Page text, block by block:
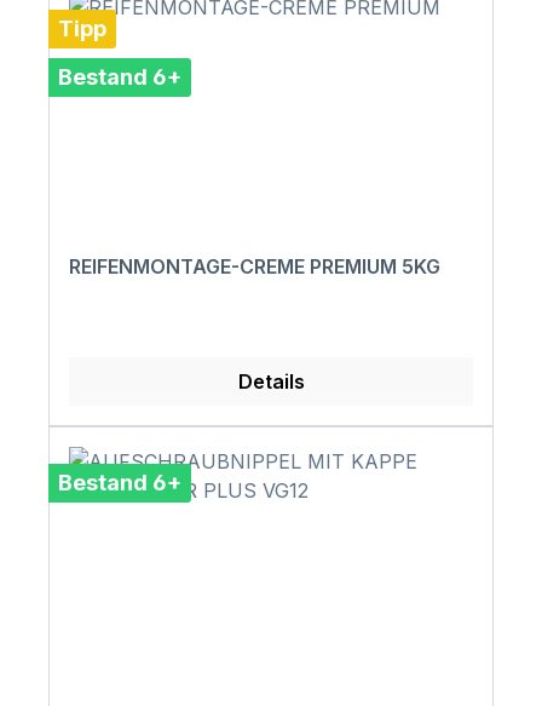
Tipp
Bestand 6+
REIFENMONTAGE-CREME PREMIUM 5KG
Details
Bestand 6+